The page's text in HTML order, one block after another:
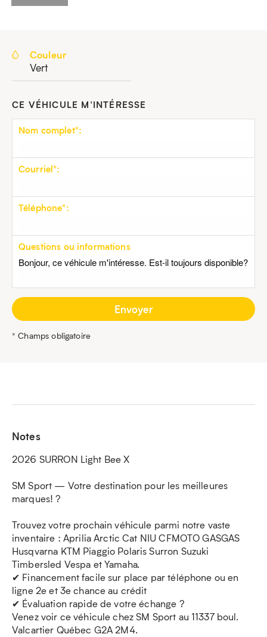
Couleur
Vert
CE VÉHICULE M’INTÉRESSE
Nom complet*:
Courriel*:
Téléphone*:
Questions ou informations
* Champs obligatoire
Notes
2026 SURRON Light Bee X
SM Sport — Votre destination pour les meilleures
marques! ?
Trouvez votre prochain véhicule parmi notre vaste
inventaire : Aprilia Arctic Cat NIU CFMOTO GASGAS
Husqvarna KTM Piaggio Polaris Surron Suzuki
Timbersled Vespa et Yamaha.
✔ Financement facile sur place par téléphone ou en
ligne 2e et 3e chance au crédit
✔ Évaluation rapide de votre échange ?
Venez voir ce véhicule chez SM Sport au 11337 boul.
Valcartier Québec G2A 2M4.